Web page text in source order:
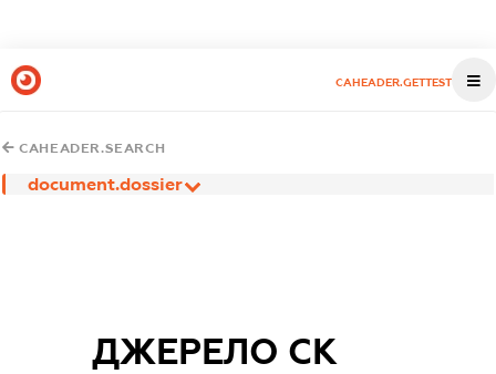
CAHEADER.GETTEST
CAHEADER.SEARCH
document.dossier
ДЖЕРЕЛО СК